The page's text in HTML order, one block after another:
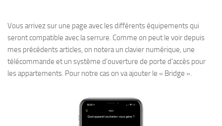
Vous arrivez sur une page avec les différents équipements qui
seront compatible avec la serrure. Comme on peut le voir depuis
mes précédents articles, on notera un clavier numérique, une
télécommande et un système d’ouverture de porte d’accès pour
les appartements. Pour notre cas on va ajouter le « Bridge ».